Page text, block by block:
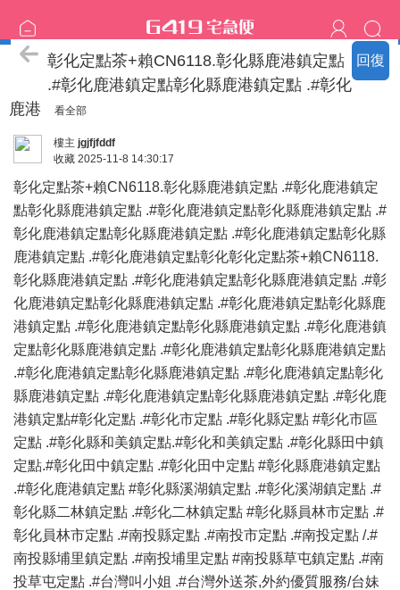
回復
《黑暗之光外掛》
彰化定點茶+賴CN6118.彰化縣鹿港鎮定點
.#彰化鹿港鎮定點彰化縣鹿港鎮定點 .#彰化
鹿港
看全部
樓主 jgjfjfddf
收藏 2025-11-8 14:30:17
彰化定點茶+賴CN6118.彰化縣鹿港鎮定點 .#彰化鹿港鎮定
點彰化縣鹿港鎮定點 .#彰化鹿港鎮定點彰化縣鹿港鎮定點 .#
彰化鹿港鎮定點彰化縣鹿港鎮定點 .#彰化鹿港鎮定點彰化縣
鹿港鎮定點 .#彰化鹿港鎮定點彰化彰化定點茶+賴CN6118.
彰化縣鹿港鎮定點 .#彰化鹿港鎮定點彰化縣鹿港鎮定點 .#彰
化鹿港鎮定點彰化縣鹿港鎮定點 .#彰化鹿港鎮定點彰化縣鹿
港鎮定點 .#彰化鹿港鎮定點彰化縣鹿港鎮定點 .#彰化鹿港鎮
定點彰化縣鹿港鎮定點 .#彰化鹿港鎮定點彰化縣鹿港鎮定點
.#彰化鹿港鎮定點彰化縣鹿港鎮定點 .#彰化鹿港鎮定點彰化
縣鹿港鎮定點 .#彰化鹿港鎮定點彰化縣鹿港鎮定點 .#彰化鹿
港鎮定點#彰化定點 .#彰化市定點 .#彰化縣定點 #彰化市區
定點 .#彰化縣和美鎮定點.#彰化和美鎮定點 .#彰化縣田中鎮
定點.#彰化田中鎮定點 .#彰化田中定點 #彰化縣鹿港鎮定點
.#彰化鹿港鎮定點 #彰化縣溪湖鎮定點 .#彰化溪湖鎮定點 .#
彰化縣二林鎮定點 .#彰化二林鎮定點 #彰化縣員林市定點 .#
彰化員林市定點 .#南投縣定點 .#南投市定點 .#南投定點 /.#
南投縣埔里鎮定點 .#南投埔里定點 #南投縣草屯鎮定點 .#南
投草屯定點 .#台灣叫小姐 .#台灣外送茶,外約優質服務/台妹